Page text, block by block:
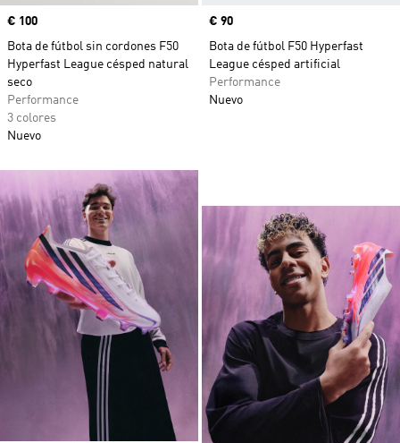
Precio
€ 100
Bota de fútbol sin cordones F50
Hyperfast League césped natural
seco
Performance
3 colores
Nuevo
Precio
€ 90
Bota de fútbol F50 Hyperfast
League césped artificial
Performance
Nuevo